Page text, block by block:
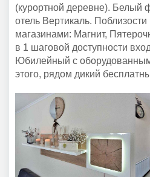
(курортной деревне).
отель Вертикаль.
магазинами: Магнит,
в 1 шаговой доступности
Юбилейный с
этого, рядом дикий